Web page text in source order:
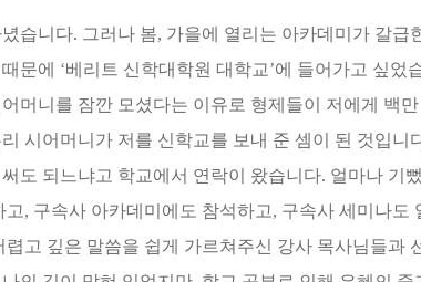
습니다. 그러나 봄, 가을에 열리는 아카데미가 갈급
문에 ‘베리트 신학대학원 대학교’에 들어가고 싶었
머니를 잠깐 모셨다는 이유로 형제들이 저에게 백
시어머니가 저를 신학교를 보내 준 셈이 된 것입니
도 되느냐고 학교에서 연락이 왔습니다. 얼마나 기
, 구속사 아카데미에도 참석하고, 구속사 세미나도
고 깊은 말씀을 쉽게 가르쳐주신 강사 목사님들과